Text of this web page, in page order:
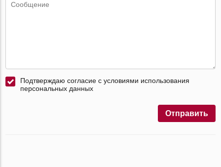
Подтверждаю согласие с условиями использования
персональных данных
Отправить